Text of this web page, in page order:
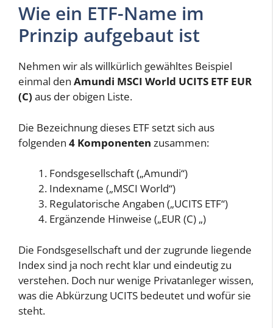
Wie ein ETF-Name im
Prinzip aufgebaut ist
Nehmen wir als willkürlich gewähltes Beispiel
einmal den Amundi MSCI World UCITS ETF EUR
(C) aus der obigen Liste.
Die Bezeichnung dieses ETF setzt sich aus
folgenden 4 Komponenten zusammen:
Fondsgesellschaft („Amundi“)
Indexname („MSCI World“)
Regulatorische Angaben („UCITS ETF“)
Ergänzende Hinweise („EUR (C) „)
Die Fondsgesellschaft und der zugrunde liegende
Index sind ja noch recht klar und eindeutig zu
verstehen. Doch nur wenige Privatanleger wissen,
was die Abkürzung UCITS bedeutet und wofür sie
steht.